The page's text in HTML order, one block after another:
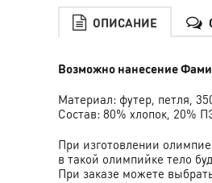
ОПИСАНИЕ
Возможно нанесение
Материал: футер, петля,
Состав: 80% хлопок, 20%
При изготовлении
в такой олимпийке тело
При заказе можете